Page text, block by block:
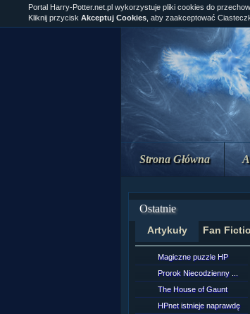
Strona Główna
Ostatnie
Artykuły Fan
Magiczne puzzle HP
Prorok Niecodzienny ...
The House of Gaunt
HPnet istnieje naprawdę
Portal Harry-Potter.net.pl wykorzystuje pliki cookies do
Kliknij przycisk Akceptuj Cookies , aby zaakceptować